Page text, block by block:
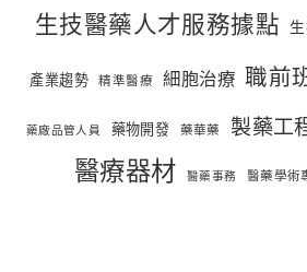
生技醫藥人才服務據點
產業趨勢 精準醫療 細胞治療 職前
藥廠品管人員 藥物開發 藥華藥 製藥工
醫療器材 醫藥事務 醫藥學術